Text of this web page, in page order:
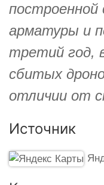
построенной
арматуры и
третий год,
сбитых
отличии от
Источник